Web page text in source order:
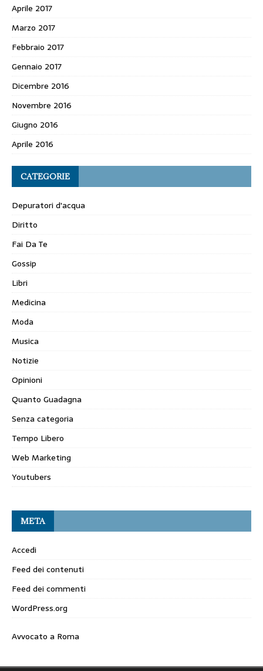
Aprile 2017
Marzo 2017
Febbraio 2017
Gennaio 2017
Dicembre 2016
Novembre 2016
Giugno 2016
Aprile 2016
CATEGORIE
Depuratori d'acqua
Diritto
Fai Da Te
Gossip
Libri
Medicina
Moda
Musica
Notizie
Opinioni
Quanto Guadagna
Senza categoria
Tempo Libero
Web Marketing
Youtubers
META
Accedi
Feed dei contenuti
Feed dei commenti
WordPress.org
Avvocato a Roma